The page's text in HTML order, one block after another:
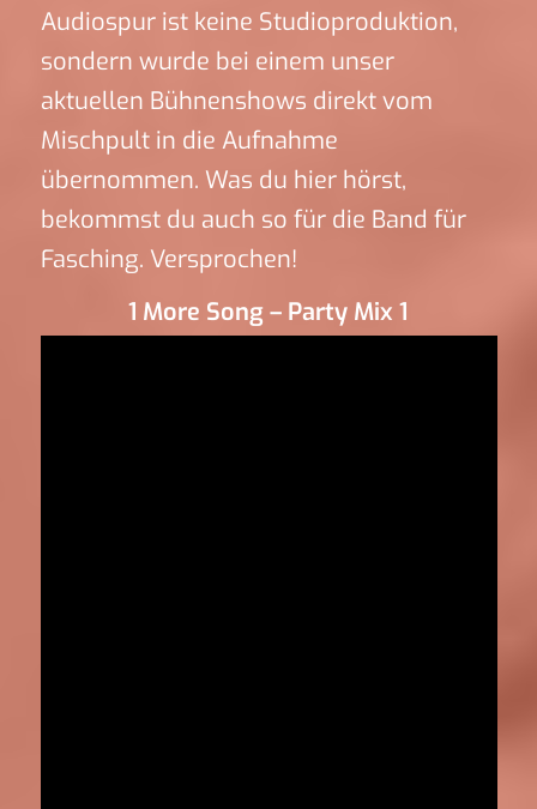
Audiospur ist keine Studioproduktion,
sondern wurde bei einem unser
aktuellen Bühnenshows direkt vom
Mischpult in die Aufnahme
übernommen. Was du hier hörst,
bekommst du auch so für die Band für
Fasching. Versprochen!
1 More Song – Party Mix 1